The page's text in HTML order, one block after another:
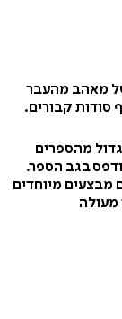
מאהב מהעבר
סודות קבורים.
מהספרים
בגב הספר.
מבצעים מיוחדים
מעולה